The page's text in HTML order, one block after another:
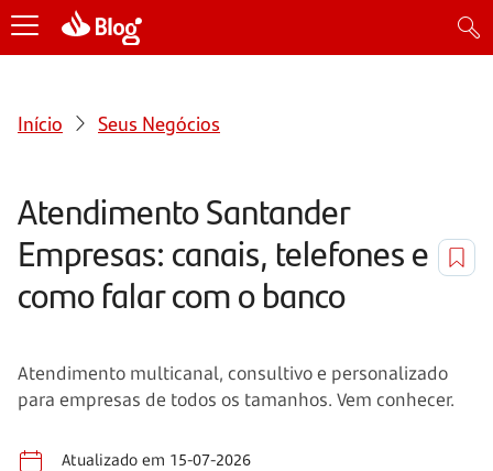
Início Seus Negócios
Atendimento Santander
Empresas: canais, telefones e
como falar com o banco
Atendimento multicanal, consultivo e personalizado
para empresas de todos os tamanhos. Vem conhecer.
Atualizado em 15-07-2026